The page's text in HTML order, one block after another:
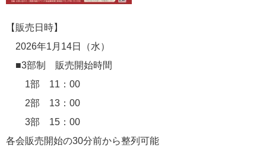
【販売日時】
2026年1月14日（水）
■3部制 販売開始時間
1部 11：00
2部 13：00
3部 15：00
各会販売開始の30分前から整列可能